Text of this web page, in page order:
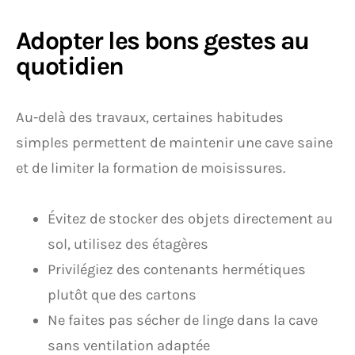
Adopter les bons gestes au
quotidien
Au-delà des travaux, certaines habitudes
simples permettent de maintenir une cave saine
et de limiter la formation de moisissures.
Évitez de stocker des objets directement au
sol, utilisez des étagères
Privilégiez des contenants hermétiques
plutôt que des cartons
Ne faites pas sécher de linge dans la cave
sans ventilation adaptée